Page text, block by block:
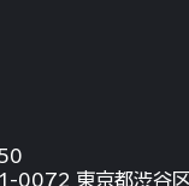
0072 東京都渋谷